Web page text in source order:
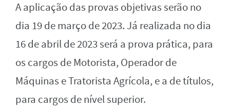
A aplicação das provas objetivas serão no
dia 19 de março de 2023. Já realizada no dia
16 de abril de 2023 será a prova prática, para
os cargos de Motorista, Operador de
Máquinas e Tratorista Agrícola, e a de títulos,
para cargos de nível superior.